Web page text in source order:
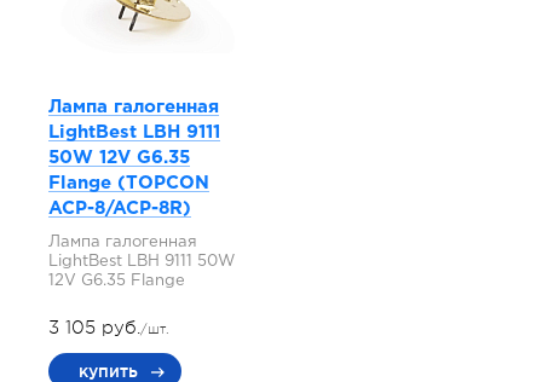
Лампа галогенная
LightBest LBH 9111
50W 12V G6.35
Flange (TOPCON
ACP-8/ACP-8R)
Лампа галогенная
LightBest LBH 9111 50W
12V G6.35 Flange
3 105 руб./шт.
купить